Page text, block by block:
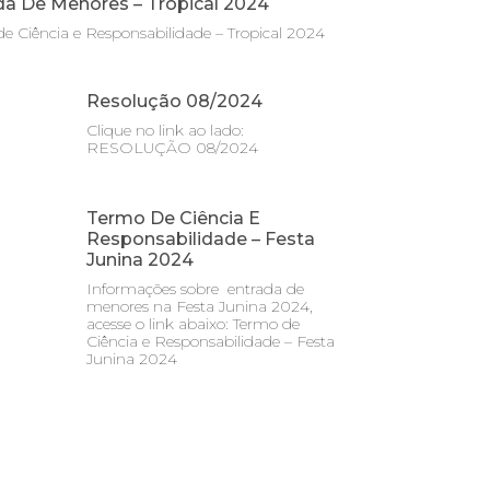
Ciência e Responsabilidade – Tropical 2024
Resolução 08/2024
Clique no link ao lado:
RESOLUÇÃO 08/2024
Termo De Ciência E
Responsabilidade – Festa
Junina 2024
Informações sobre entrada de
menores na Festa Junina 2024,
acesse o link abaixo: Termo de
Ciência e Responsabilidade – Festa
Junina 2024